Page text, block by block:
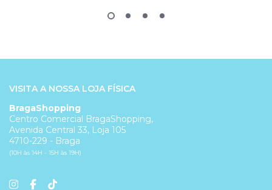
VISITA A NOSSA LOJA FÍSICA
BragaShopping
Centro Comercial BragaShopping,
Avenida Central 33, Loja 105
4710-229 - Braga
(10H às 14H - 15H às 19H)